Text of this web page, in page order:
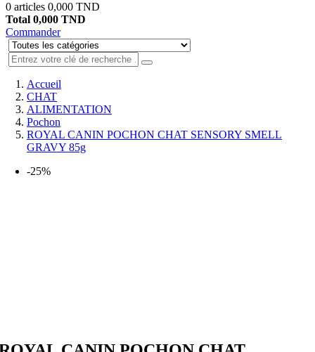
0 articles 0,000 TND
Total 0,000 TND
Commander
Accueil
CHAT
ALIMENTATION
Pochon
ROYAL CANIN POCHON CHAT SENSORY SMELL
GRAVY 85g
-25%